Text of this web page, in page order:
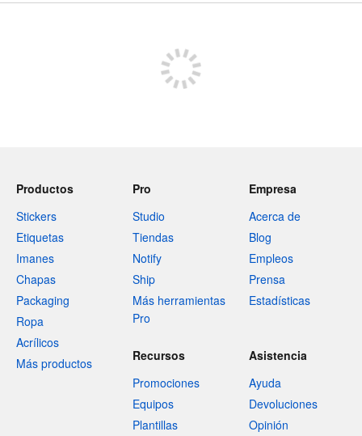
Productos
Stickers
Etiquetas
Imanes
Chapas
Packaging
Ropa
Acrílicos
Más productos
Pro
Studio
Tiendas
Notify
Ship
Más herramientas
Pro
Empresa
Acerca de
Blog
Empleos
Prensa
Estadísticas
Recursos
Promociones
Equipos
Plantillas
Asistencia
Ayuda
Devoluciones
Opinión